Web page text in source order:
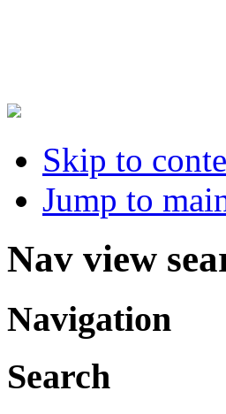
Skip to
Jump to
Nav view
Navigation
Search